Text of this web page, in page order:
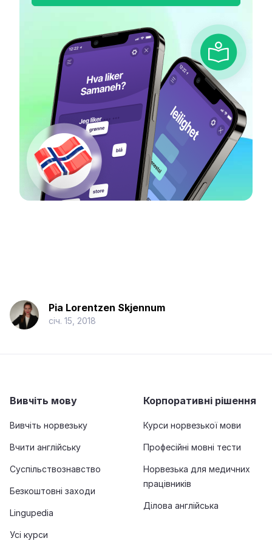
Pia Lorentzen Skjennum
січ. 15, 2018
Вивчіть мову
Вивчіть норвезьку
Вчити англійську
Суспільствознавство
Безкоштовні заходи
Lingupedia
Усі курси
Корпоративні рішення
Курси норвезької мови
Професійні мовні тести
Норвезька для медичних
працівників
Ділова англійська